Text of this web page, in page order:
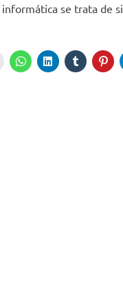
se trata de